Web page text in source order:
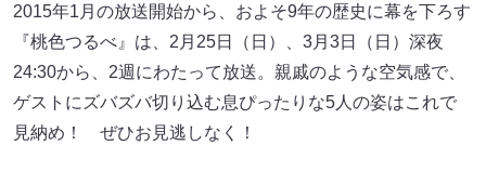
2015年1月の放送開始から、およそ9年の歴史に幕を下ろす
『桃色つるべ』は、2月25日（日）、3月3日（日）深夜
24:30から、2週にわたって放送。親戚のような空気感で、
ゲストにズバズバ切り込む息ぴったりな5人の姿はこれで
見納め！ ぜひお見逃しなく！